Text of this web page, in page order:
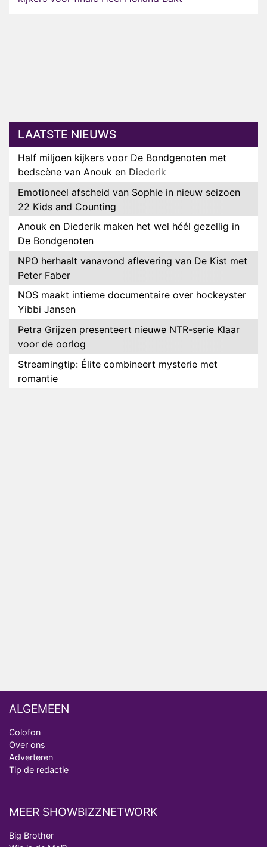
LAATSTE NIEUWS
Half miljoen kijkers voor De Bondgenoten met
bedscène van Anouk en Diederik
Emotioneel afscheid van Sophie in nieuw seizoen
22 Kids and Counting
Anouk en Diederik maken het wel héél gezellig in
De Bondgenoten
NPO herhaalt vanavond aflevering van De Kist met
Peter Faber
NOS maakt intieme documentaire over hockeyster
Yibbi Jansen
Petra Grijzen presenteert nieuwe NTR-serie Klaar
voor de oorlog
Streamingtip: Élite combineert mysterie met
romantie
ALGEMEEN
Colofon
Over ons
Adverteren
Tip de redactie
MEER SHOWBIZZNETWORK
Big Brother